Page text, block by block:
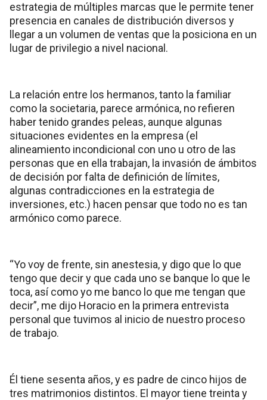
estrategia de múltiples marcas que le permite tener
presencia en canales de distribución diversos y
llegar a un volumen de ventas que la posiciona en un
lugar de privilegio a nivel nacional.
La relación entre los hermanos, tanto la familiar
como la societaria, parece armónica, no refieren
haber tenido grandes peleas, aunque algunas
situaciones evidentes en la empresa (el
alineamiento incondicional con uno u otro de las
personas que en ella trabajan, la invasión de ámbitos
de decisión por falta de definición de límites,
algunas contradicciones en la estrategia de
inversiones, etc.) hacen pensar que todo no es tan
armónico como parece.
“Yo voy de frente, sin anestesia, y digo que lo que
tengo que decir y que cada uno se banque lo que le
toca, así como yo me banco lo que me tengan que
decir”, me dijo Horacio en la primera entrevista
personal que tuvimos al inicio de nuestro proceso
de trabajo.
Él tiene sesenta años, y es padre de cinco hijos de
tres matrimonios distintos. El mayor tiene treinta y